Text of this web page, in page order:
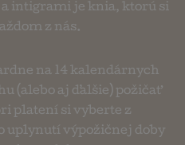
intigrami je knia, ktorú si
z nás.
na 14 kalendárnych
(alebo aj ďalšie) požičať
platení si vyberte z
uplynutí výpožičnej doby